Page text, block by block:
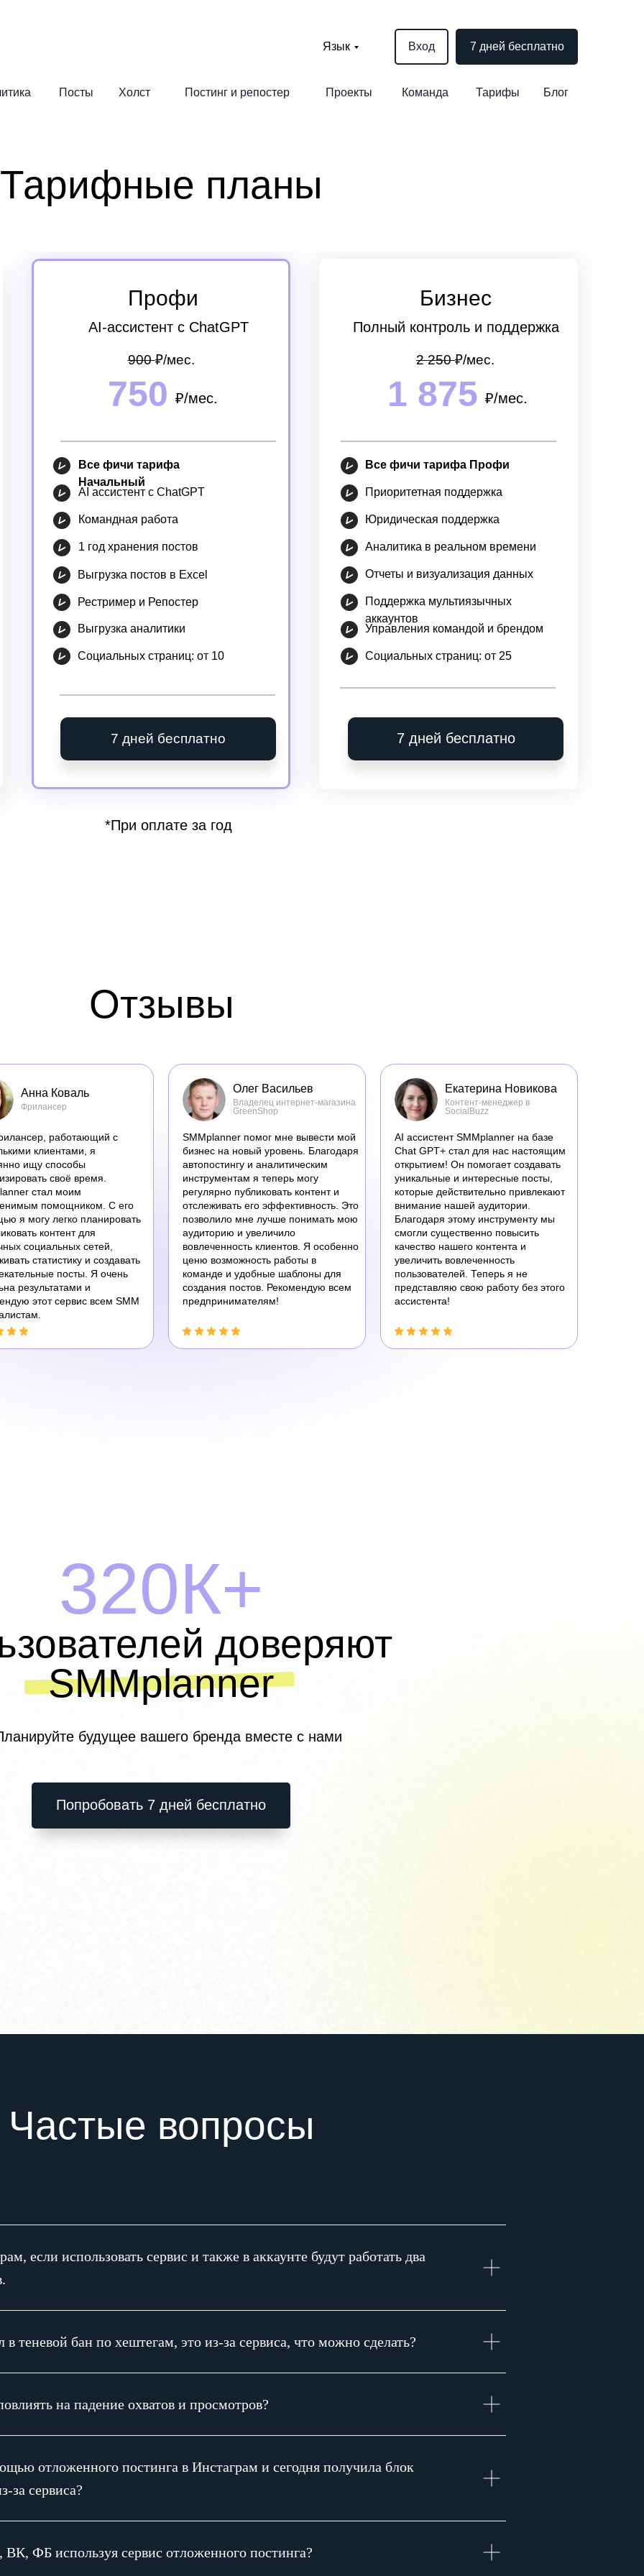
Вход 7 дней бесплатно
Язык
Посты Холст Постинг и репостер Проекты Команда Тарифы Блог
Тарифные планы
Профи
AI-ассистент с ChatGPT
Все фичи тарифа
Начальный
AI ассистент с ChatGPT
Командная работа
1 год хранения постов
Бизнес
Полный контроль и поддержка
7 дней бесплатно
7 дней бесплатно
Выгрузка постов в Excel
Рестример и Репостер
*При оплате за год
900₽/мec. 2 250₽/мec.
Выгрузка аналитики
Социальных страниц: от 10
Все фичи тарифа Профи
Приоритетная поддержка
Юридическая поддержка
Аналитика в реальном времени
Отчеты и визуализация данных
Поддержка мультиязычных
аккаунтов
Управления командой и брендом
Социальных страниц: от 25
750 ₽/мec. 1 875 ₽/мec.
Отзывы
Анна Коваль
Фрилансер
работающий с
клиентами, я
ищу способы
своё время.
стал моим
помощником. С его
я могу легко планировать
контент для
социальных сетей,
статистику и создавать
посты. Я очень
результатами и
этот сервис всем SMM
Олег Васильев
Владелец интернет-магазина
GreenShop
SMMplanner помог мне вывести мой
бизнес на новый уровень. Благодаря
автопостингу и аналитическим
инструментам я теперь могу
регулярно публиковать контент и
отслеживать его эффективность. Это
позволило мне лучше понимать мою
аудиторию и увеличило
вовлеченность клиентов. Я особенно
ценю возможность работы в
команде и удобные шаблоны для
создания постов. Рекомендую всем
предпринимателям!
Екатерина Новикова
Контент-менеджер в
SocialBuzz
AI ассистент SMMplanner на базе
Chat GPT+ стал для нас настоящим
открытием! Он помогает создавать
уникальные и интересные посты,
которые действительно привлекают
внимание нашей аудитории.
Благодаря этому инструменту мы
смогли существенно повысить
качество нашего контента и
увеличить вовлеченность
пользователей. Теперь я не
представляю свою работу без этого
ассистента!
320К+
доверяют
SMMplanner
будущее вашего бренда вместе с нами
Попробовать 7 дней бесплатно
Частые вопросы
если использовать сервис и также в аккаунте будут работать два
теневой бан по хештегам, это из-за сервиса, что можно сделать?
на падение охватов и просмотров?
отложенного постинга в Инстаграм и сегодня получила блок
за сервиса?
ФБ используя сервис отложенного постинга?